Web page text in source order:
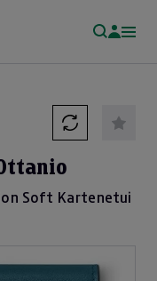
Soft Kartenetui